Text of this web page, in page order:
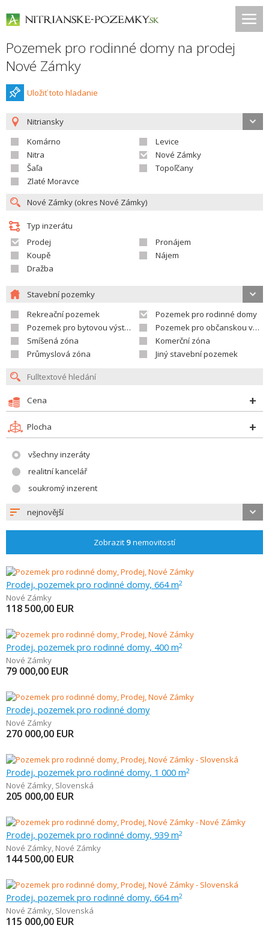
Pozemek pro rodinné domy na prodej
Nové Zámky
Uložiť toto hladanie
Nitriansky
Komárno
Levice
Nitra
Nové Zámky
Šaľa
Topoľčany
Zlaté Moravce
Typ inzerátu
Prodej
Pronájem
Koupě
Nájem
Dražba
Stavební pozemky
Rekreační pozemek
Pozemek pro rodinné domy
Pozemek pro bytovou výstavbu
Pozemek pro občanskou vybavenost
Smíšená zóna
Komerční zóna
Průmyslová zóna
Jiný stavební pozemek
Cena
Plocha
všechny inzeráty
realitní kancelář
soukromý inzerent
nejnovější
Zobrazit 9nemovitostí
Prodej, pozemek pro rodinné domy, 664 m2
Nové Zámky
118 500,00 EUR
Prodej, pozemek pro rodinné domy, 400 m2
Nové Zámky
79 000,00 EUR
Prodej, pozemek pro rodinné domy
Nové Zámky
270 000,00 EUR
Prodej, pozemek pro rodinné domy, 1 000 m2
Nové Zámky, Slovenská
205 000,00 EUR
Prodej, pozemek pro rodinné domy, 939 m2
Nové Zámky, Nové Zámky
144 500,00 EUR
Prodej, pozemek pro rodinné domy, 664 m2
Nové Zámky, Slovenská
115 000,00 EUR